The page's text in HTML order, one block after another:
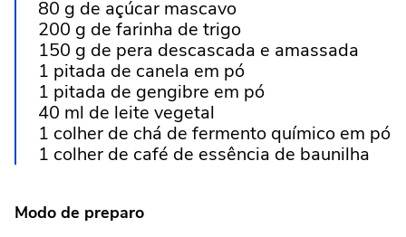
80 g de açúcar mascavo
200 g de farinha de trigo
150 g de pera descascada e amassada
1 pitada de canela em pó
1 pitada de gengibre em pó
40 ml de leite vegetal
1 colher de chá de fermento químico em pó
1 colher de café de essência de baunilha
Modo de preparo